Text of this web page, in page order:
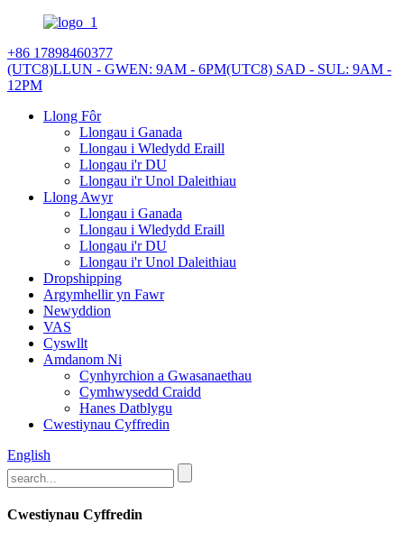
+86 17898460377
(UTC8)LLUN - GWEN: 9AM - 6PM(UTC8) SAD - SUL: 9AM -
12PM
Llong Fôr
Llongau i Ganada
Llongau i Wledydd Eraill
Llongau i'r DU
Llongau i'r Unol Daleithiau
Llong Awyr
Llongau i Ganada
Llongau i Wledydd Eraill
Llongau i'r DU
Llongau i'r Unol Daleithiau
Dropshipping
Argymhellir yn Fawr
Newyddion
VAS
Cyswllt
Amdanom Ni
Cynhyrchion a Gwasanaethau
Cymhwysedd Craidd
Hanes Datblygu
Cwestiynau Cyffredin
English
Cwestiynau Cyffredin